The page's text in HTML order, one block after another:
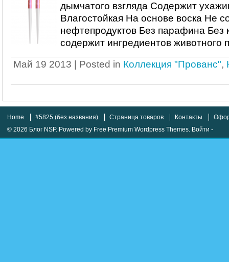
дымчатого взгляда Содержит
Влагостойкая На основе воска Не
нефтепродуктов Без парафина Без
содержит ингредиентов животного
Май 19 2013 | Posted in Коллекция "Прованс",
Home #5825 (без названия) Страница товаров Контакты
© 2026 Блог NSP. Powered by Free Premium Wordpress Themes. Войти -